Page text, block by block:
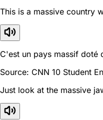
This is a massive country
C'est un pays massif doté
Source: CNN 10 Student
Just look at the massive